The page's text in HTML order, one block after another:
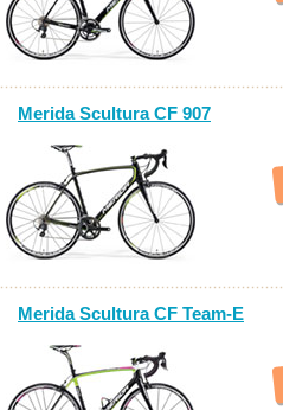
Merida Scultura CF 907
Merida Scultura CF Team-E